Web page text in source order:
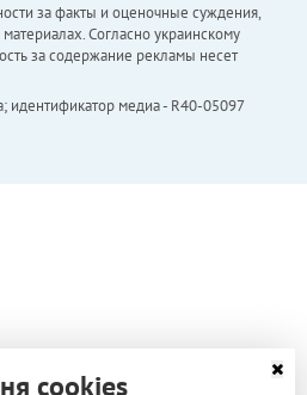
за факты и оценочные суждения,
Согласно украинскому
за содержание рекламы несет
идентификатор медиа - R40-05097
cookies